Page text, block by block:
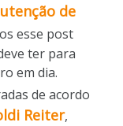
de
esse post
ter para
em dia.
de acordo
Reiter,